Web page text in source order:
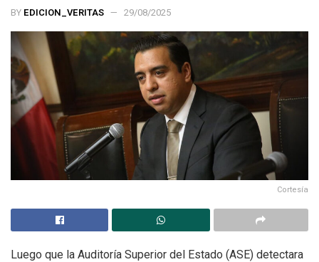
BY EDICION_VERITAS 29/08/2025
Cortesía
Luego que la Auditoría Superior del Estado (ASE) detectara